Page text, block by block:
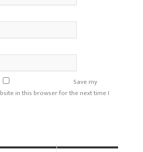
Save my
in this browser for the next time I